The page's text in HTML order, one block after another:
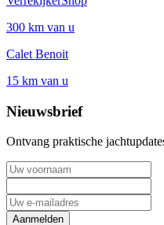
300 km van u
Calet Benoit
15 km van u
Nieuwsbrief
Ontvang praktische
Aanmelden